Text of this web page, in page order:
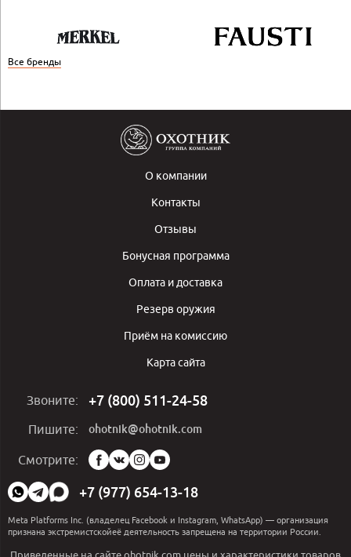
Все бренды
О компании
Контакты
Отзывы
Бонусная программа
Оплата и доставка
Резерв оружия
Приём на комиссию
Карта сайта
Звоните: +7 (800) 511-24-58
Пишите: ohotnik@ohotnik.com
Смотрите:
Мы
в
социальных
сетях:
+7 (977) 654-13-18
Meta Platforms Inc. (владелец Facebook и Instagram, WhatsApp) — организация
признана экстремистскойеё деятельность запрещена на территории России.